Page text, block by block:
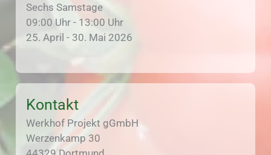
Sechs Samstage
09:00 Uhr - 13:00 Uhr
25. April - 30. Mai 2026
Kontakt
Werkhof Projekt gGmbH
Werzenkamp 30